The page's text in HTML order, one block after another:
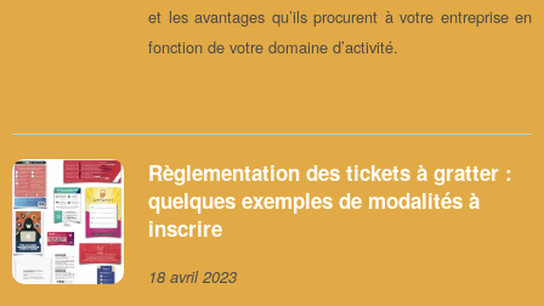
et les avantages qu’ils procurent à votre entreprise en
fonction de votre domaine d’activité.
Règlementation des tickets à gratter :
quelques exemples de modalités à
inscrire
18 avril 2023